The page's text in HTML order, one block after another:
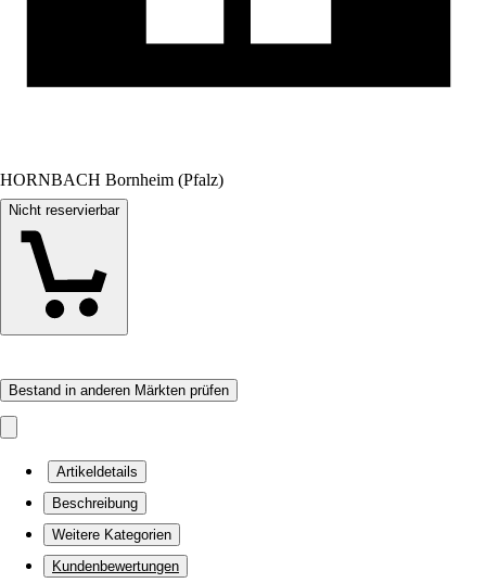
HORNBACH Bornheim (Pfalz)
Nicht reservierbar
Bestand in anderen Märkten prüfen
Artikeldetails
Beschreibung
Weitere Kategorien
Kundenbewertungen